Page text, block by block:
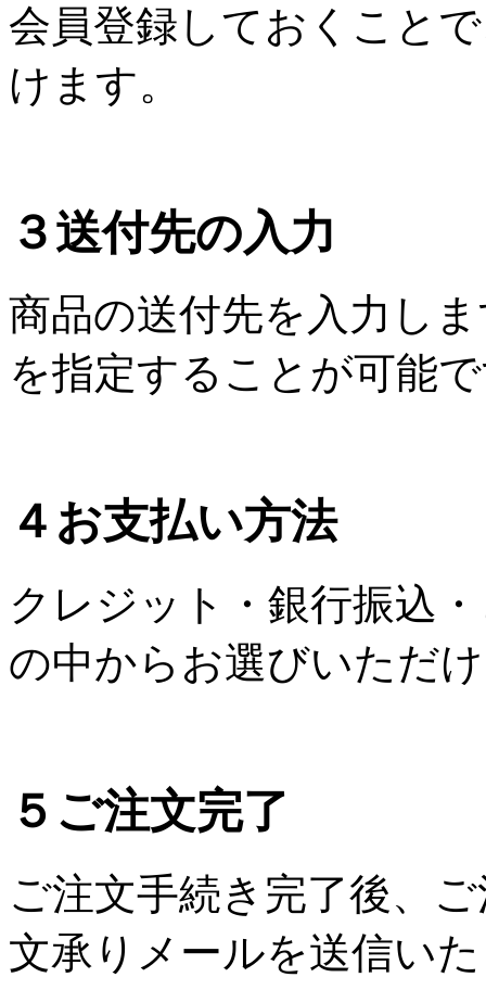
会員登録しておくこと
けます。
３送付先の入力
商品の送付先を入力し
を指定することが可能
４ お支払い方法
クレジット・銀行振込
の中からお選びいただ
５ ご注文完了
ご注文手続き完了後、
文承りメールを送信い